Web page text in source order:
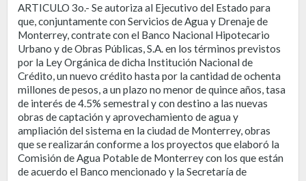
ARTICULO 3o.- Se autoriza al Ejecutivo del Estado para
que, conjuntamente con Servicios de Agua y Drenaje de
Monterrey, contrate con el Banco Nacional Hipotecario
Urbano y de Obras Públicas, S.A. en los términos previstos
por la Ley Orgánica de dicha Institución Nacional de
Crédito, un nuevo crédito hasta por la cantidad de ochenta
millones de pesos, a un plazo no menor de quince años, tasa
de interés de 4.5% semestral y con destino a las nuevas
obras de captación y aprovechamiento de agua y
ampliación del sistema en la ciudad de Monterrey, obras
que se realizarán conforme a los proyectos que elaboró la
Comisión de Agua Potable de Monterrey con los que están
de acuerdo el Banco mencionado y la Secretaría de